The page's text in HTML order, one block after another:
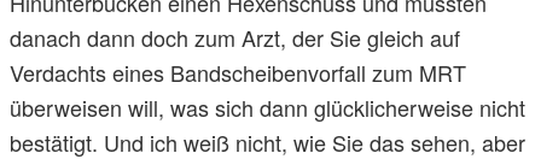
danach dann doch zum Arzt, der Sie gleich auf
Verdachts eines Bandscheibenvorfall zum MRT
überweisen will, was sich dann glücklicherweise nicht
bestätigt. Und ich weiß nicht, wie Sie das sehen, aber